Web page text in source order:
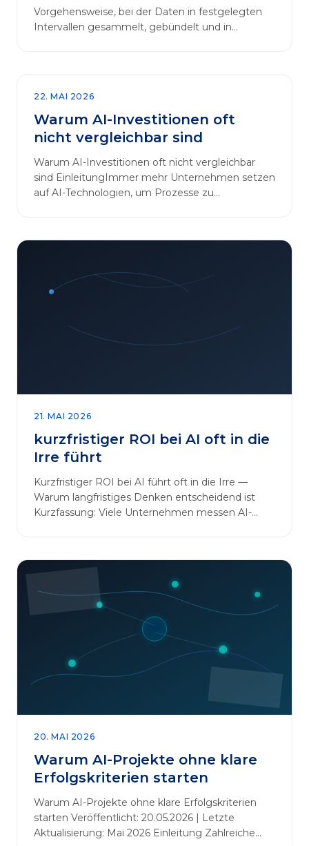
Vorgehensweise, bei der Daten in festgelegten
Intervallen gesammelt, gebündelt und in
22. MAI 2026
Warum AI-Investitionen oft
nicht vergleichbar sind
Warum AI-Investitionen oft nicht vergleichbar
sind EinleitungImmer mehr Unternehmen setzen
auf AI-Technologien, um Prozesse zu
verschaffen. In diesem Artikel betrachten wir die
Projekte oft irreführend ist. Außerdem zeigen wir,
21. MAI 2026
kurzfristiger ROI bei AI oft in die
Irre führt
Kurzfristiger ROI bei AI führt oft in die Irre —
Warum langfristiges Denken entscheidend ist
Kurzfassung: Viele Unternehmen messen AI-
20. MAI 2026
Warum AI-Projekte ohne klare
Erfolgskriterien starten
Warum AI-Projekte ohne klare Erfolgskriterien
starten Veröffentlicht: 20.05.2026 | Letzte
Aktualisierung: Mai 2026 Einleitung Zahlreiche